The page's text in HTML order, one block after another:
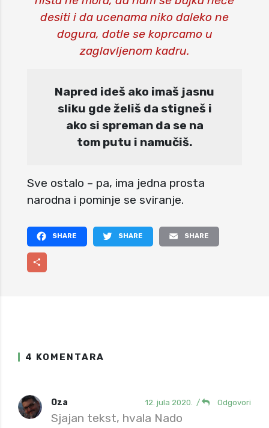
desiti i da ucenama niko daleko ne
dogura, dotle se koprcamo u
zaglavljenom kadru.
Napred ideš ako imaš jasnu
sliku gde želiš da stigneš i
ako si spreman da se na
tom putu i namučiš.
Sve ostalo – pa, ima jedna prosta
narodna i pominje se sviranje.
Facebook
4 KOMENTARA
Oza 12. jula 2020. / Odgovori
Sjajan tekst, hvala Nado